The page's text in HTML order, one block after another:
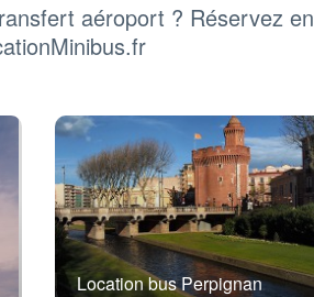
aéroport ? Réservez
Location bus Perpignan